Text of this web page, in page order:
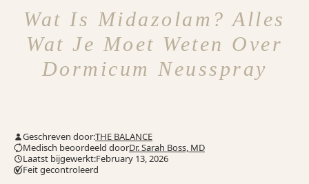
Wat Is Midazolam? Alles
Wat Je Moet Weten Over
Dormicum Neusspray
Geschreven door:THE BALANCE
Medisch beoordeeld doorDr. Sarah Boss, MD
Laatst bijgewerkt:February 13, 2026
Feit gecontroleerd